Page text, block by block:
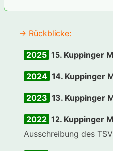
→ Rückblicke:
2025 15. Kuppinger
2024 14. Kuppinger
2023 13. Kuppinger
2022 12. Kuppinger
Ausschreibung des